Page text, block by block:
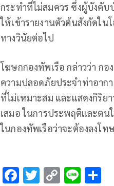
กระทำที่ไม่สมควร ซึ่งผู้บังคับ
ให้เข้ารายงานตัวต้นสังกัดใ
ทางวินัยต่อไป
โฆษกกองทัพเรือ กล่าวว่า ก
ความปลอดภัยประจำท่าอาก
ที่ไม่เหมาะสม และแสดงกิริย
เสมอ ในการประพฤติและต
ในกองทัพเรือว่าจะต้องลงโ
F T C Li